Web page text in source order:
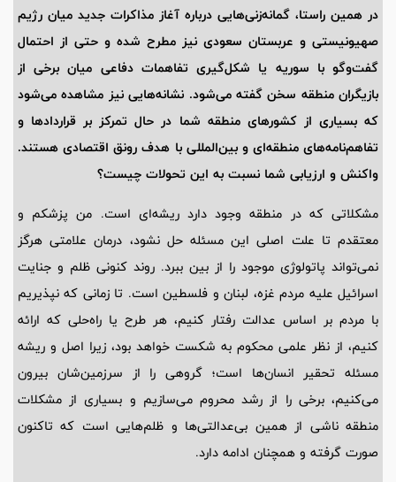
در همین راستا، گمانه‌زنی‌هایی درباره آغاز مذاکرات جدید میان رژیم
صهیونیستی و عربستان سعودی نیز مطرح شده و حتی از احتمال
گفت‌وگو با سوریه یا شکل‌گیری تفاهمات دفاعی میان برخی از
بازیگران منطقه سخن گفته می‌شود. نشانه‌هایی نیز مشاهده می‌شود
که بسیاری از کشورهای منطقه شما در حال تمرکز بر قراردادها و
تفاهم‌نامه‌های منطقه‌ای و بین‌المللی با هدف رونق اقتصادی هستند.
واکنش و ارزیابی شما نسبت به این تحولات چیست؟
مشکلاتی که در منطقه وجود دارد ریشه‌ای است. من پزشکم و
معتقدم تا علت اصلی این مسئله حل نشود، درمان علامتی هرگز
نمی‌تواند پاتولوژی موجود را از بین ببرد. روند کنونی ظلم و جنایت
اسرائیل علیه مردم غزه، لبنان و فلسطین است. تا زمانی که نپذیریم
با مردم بر اساس عدالت رفتار کنیم، هر طرح یا راه‌حلی که ارائه
کنیم، از نظر علمی محکوم به شکست خواهد بود، زیرا اصل و ریشه
مسئله تحقیر انسان‌ها است؛ گروهی را از سرزمین‌شان بیرون
می‌کنیم، برخی را از رشد محروم می‌سازیم و بسیاری از مشکلات
منطقه ناشی از همین بی‌عدالتی‌ها و ظلم‌هایی است که تاکنون
صورت گرفته و همچنان ادامه دارد.